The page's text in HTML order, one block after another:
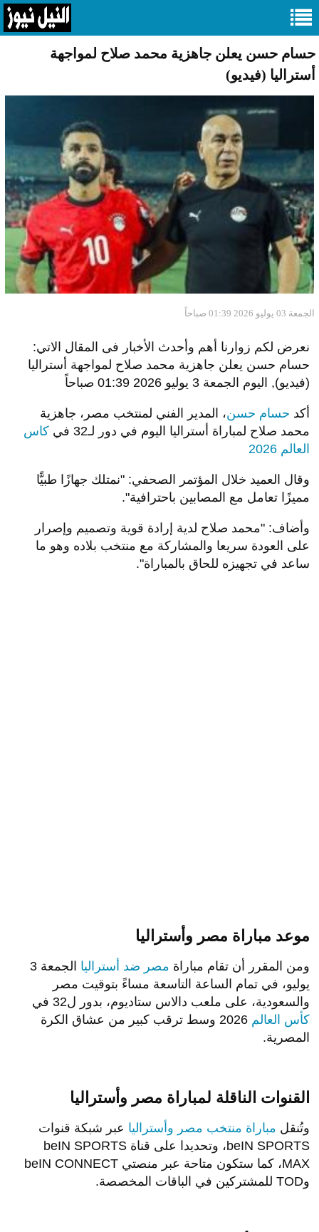
حسام حسن يعلن جاهزية محمد صلاح لمواجهة
أستراليا (فيديو)
الجمعة 03 يوليو 2026 01:39 صباحاً
نعرض لكم زوارنا أهم وأحدث الأخبار فى المقال الاتي:
حسام حسن يعلن جاهزية محمد صلاح لمواجهة أستراليا
(فيديو), اليوم الجمعة 3 يوليو 2026 01:39 صباحاً
أكد حسام حسن، المدير الفني لمنتخب مصر، جاهزية
محمد صلاح لمباراة أستراليا اليوم في دور لـ32 في
كاس
العالم 2026
وقال العميد خلال المؤتمر الصحفي: "نمتلك جهازًا طبيًّا
مميزًا تعامل مع المصابين باحترافية".
وأضاف: "محمد صلاح لدية إرادة قوية وتصميم وإصرار
على العودة سريعا والمشاركة مع منتخب بلاده وهو ما
ساعد في تجهيزه للحاق بالمباراة".
موعد مباراة مصر وأستراليا
ومن المقرر أن تقام مباراة مصر ضد أستراليا
الجمعة 3
يوليو، في تمام الساعة التاسعة مساءً بتوقيت مصر
والسعودية، على ملعب دالاس ستاديوم، بدور ل32 في
كأس العالم
2026 وسط ترقب كبير من عشاق الكرة
المصرية.
القنوات الناقلة لمباراة مصر وأستراليا
وتُنقل مباراة منتخب مصر وأستراليا عبر شبكة قنوات
beIN SPORTS، وتحديدا على قناة beIN SPORTS
MAX، كما ستكون متاحة عبر منصتي beIN CONNECT
وTOD للمشتركين في الباقات المخصصة.